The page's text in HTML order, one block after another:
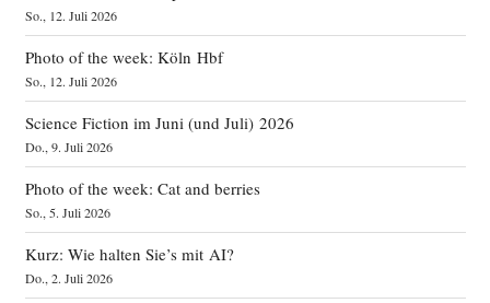
So., 12. Juli 2026
Photo of the week: Köln Hbf
So., 12. Juli 2026
Science Fiction im Juni (und Juli) 2026
Do., 9. Juli 2026
Photo of the week: Cat and berries
So., 5. Juli 2026
Kurz: Wie halten Sie’s mit AI?
Do., 2. Juli 2026